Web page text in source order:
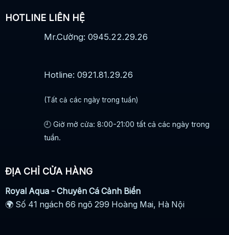
HOTLINE LIÊN HỆ
Mr.Cường: 0945.22.29.26
Hotline: 0921.81.29.26
(Tất cả các ngày trong tuần)
🕘 Giờ mở cửa: 8:00-21:00 tất cả các ngày trong
tuần.
ĐỊA CHỈ CỬA HÀNG
Royal Aqua - Chuyên Cá Cảnh Biển
🌍 Số 41 ngách 66 ngõ 299 Hoàng Mai, Hà Nội